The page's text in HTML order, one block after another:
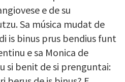
e de su
Sa música mudat de
is binus prus bendius funt
e sa Monica de
si benit de si prenguntai: